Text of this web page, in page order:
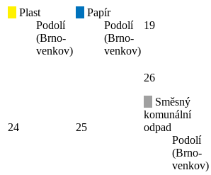
Plast
Podolí
(Brno-
venkov)
Papír
Podolí
(Brno-
venkov)
19
24 25
26
Směsný
komunální
odpad
Podolí
(Brno-
venkov)